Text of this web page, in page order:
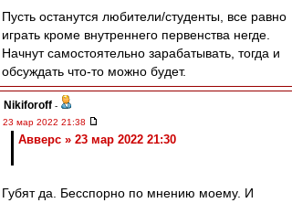
Пусть останутся любители/студенты, все равно
играть кроме внутреннего первенства негде.
Начнут самостоятельно зарабатывать, тогда и
обсуждать что-то можно будет.
Nikiforoff -
23 мар 2022 21:38
Авверс » 23 мар 2022 21:30
Губят да. Бесспорно по мнению моему. И